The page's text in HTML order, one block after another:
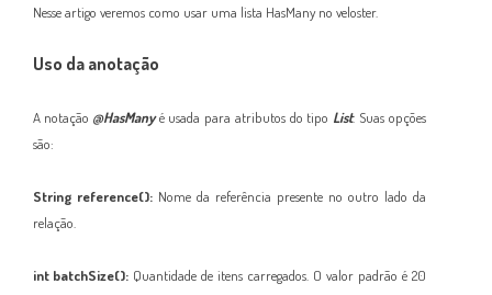
Nesse artigo veremos como usar uma lista HasMany no veloster.
Uso da anotação
A notação @HasManyé usada para atributos do tipo List. Suas opções
são:
String reference(): Nome da referência presente no outro lado da
relação.
int batchSize(): Quantidade de itens carregados. O valor padrão é 20